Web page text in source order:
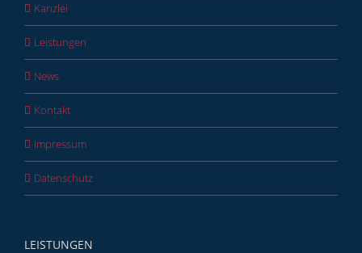
Kanzlei
Leistungen
News
Kontakt
Impressum
Datenschutz
LEISTUNGEN